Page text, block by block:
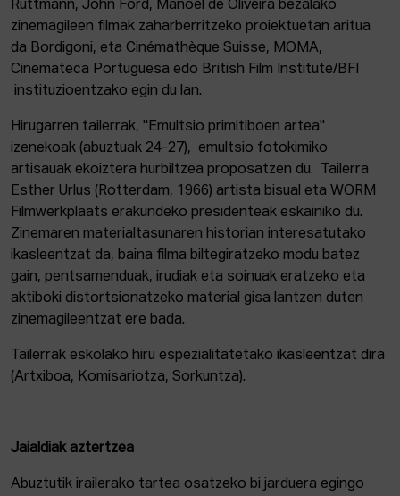
Ruttmann, John Ford, Manoel de Oliveira bezalako
zinemagileen filmak zaharberritzeko proiektuetan aritua
da Bordigoni, eta Cinémathèque Suisse, MOMA,
Cinemateca Portuguesa edo British Film Institute/BFI
instituzioentzako egin du lan.
Hirugarren tailerrak, "Emultsio primitiboen artea"
izenekoak (abuztuak 24-27), emultsio fotokimiko
artisauak ekoiztera hurbiltzea proposatzen du. Tailerra
Esther Urlus (Rotterdam, 1966) artista bisual eta WORM
Filmwerkplaats erakundeko presidenteak eskainiko du.
Zinemaren materialtasunaren historian interesatutako
ikasleentzat da, baina filma biltegiratzeko modu batez
gain, pentsamenduak, irudiak eta soinuak eratzeko eta
aktiboki distortsionatzeko material gisa lantzen duten
zinemagileentzat ere bada.
Tailerrak eskolako hiru espezialitatetako ikasleentzat dira
(Artxiboa, Komisariotza, Sorkuntza).
Jaialdiak aztertzea
Abuztutik irailerako tartea osatzeko bi jarduera egingo